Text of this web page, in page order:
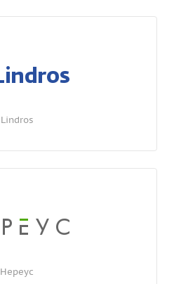
Lindros
Нереус